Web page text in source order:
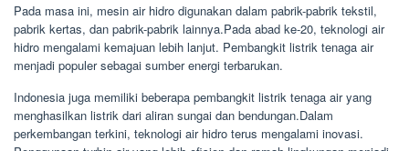
Pada masa ini, mesin air hidro digunakan dalam pabrik-pabrik tekstil,
pabrik kertas, dan pabrik-pabrik lainnya.Pada abad ke-20, teknologi air
hidro mengalami kemajuan lebih lanjut. Pembangkit listrik tenaga air
menjadi populer sebagai sumber energi terbarukan.
Indonesia juga memiliki beberapa pembangkit listrik tenaga air yang
menghasilkan listrik dari aliran sungai dan bendungan.Dalam
perkembangan terkini, teknologi air hidro terus mengalami inovasi.